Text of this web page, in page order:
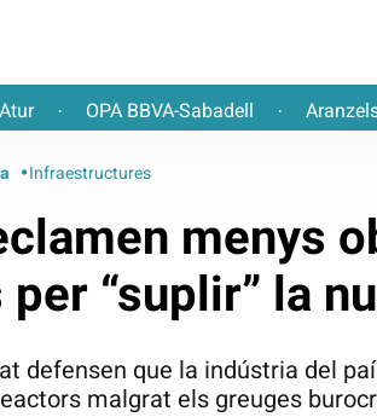
Atur · OPA BBVA-Sabadell ·
Infraestructures
menys
“suplir” la
defensen que la indústria del
malgrat els greuges